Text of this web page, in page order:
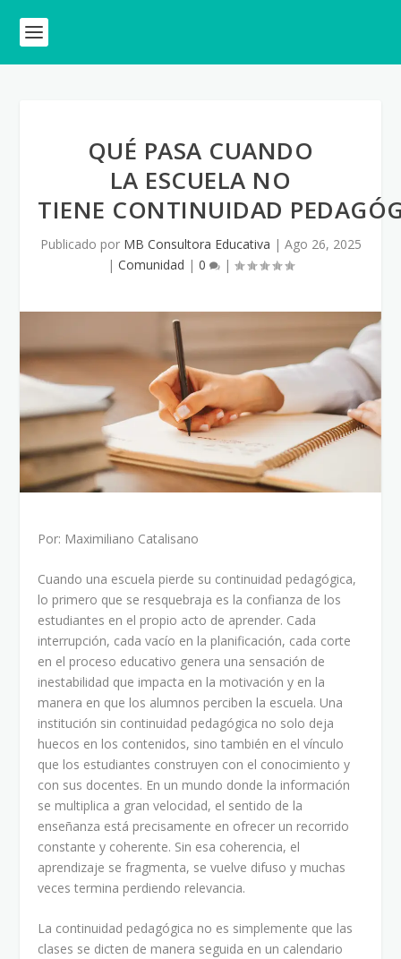
QUÉ PASA CUANDO
LA ESCUELA NO
TIENE CONTINUIDAD
Publicado por MB Consultora Educativa | Ago 26, 2025
| Comunidad | 0 |
Por: Maximiliano Catalisano
Cuando una escuela pierde su continuidad pedagógica,
lo primero que se resquebraja es la confianza de los
estudiantes en el propio acto de aprender. Cada
interrupción, cada vacío en la planificación, cada corte
en el proceso educativo genera una sensación de
inestabilidad que impacta en la motivación y en la
manera en que los alumnos perciben la escuela. Una
institución sin continuidad pedagógica no solo deja
huecos en los contenidos, sino también en el vínculo
que los estudiantes construyen con el conocimiento y
con sus docentes. En un mundo donde la información
se multiplica a gran velocidad, el sentido de la
enseñanza está precisamente en ofrecer un recorrido
constante y coherente. Sin esa coherencia, el
aprendizaje se fragmenta, se vuelve difuso y muchas
veces termina perdiendo relevancia.
La continuidad pedagógica no es simplemente que las
clases se dicten de manera seguida en un calendario